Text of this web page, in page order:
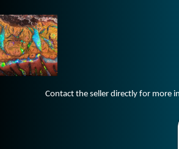
Contact the seller directly for more